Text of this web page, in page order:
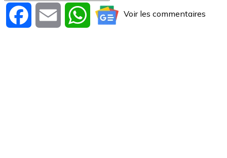
Facebook Email WhatsAppVoir les commentaires